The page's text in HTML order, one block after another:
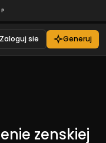
Zaloguj sie Generuj
zenskiej